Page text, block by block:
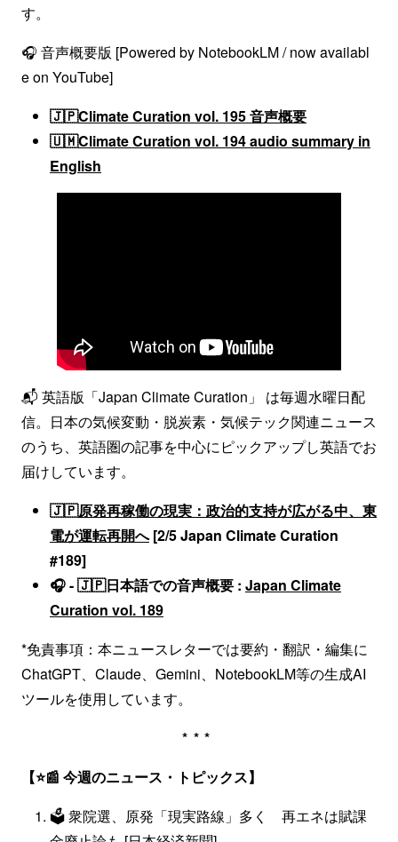
す。
🎧 音声概要版 [Powered by NotebookLM / now availabl
e on YouTube]
🇯🇵Climate Curation vol. 195 音声概要
🇺🇲Climate Curation vol. 194 audio summary in
English
📬 英語版「Japan Climate Curation」 は毎週水曜日配
信。日本の気候変動・脱炭素・気候テック関連ニュース
のうち、英語圏の記事を中心にピックアップし英語でお
届けしています。
🇯🇵原発再稼働の現実：政治的支持が広がる中、東
電が運転再開へ[2/5 Japan Climate Curation
#189]
🎧 - 🇯🇵日本語での音声概要 : Japan Climate
Curation vol. 189
*免責事項：本ニュースレターでは要約・翻訳・編集に
ChatGPT、Claude、Gemini、NotebookLM等の生成AI
ツールを使用しています。
***
【⭐📰 今週のニュース・トピックス】
🗳️ 衆院選、原発「現実路線」多く 再エネは賦課